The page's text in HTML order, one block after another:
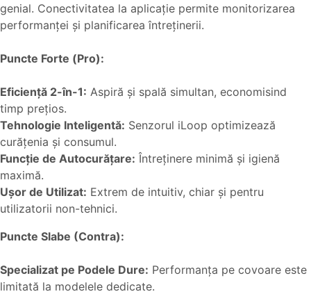
genial. Conectivitatea la aplicație permite monitorizarea
performanței și planificarea întreținerii.
Puncte Forte (Pro):
Eficiență 2-în-1: Aspiră și spală simultan, economisind
timp prețios.
Tehnologie Inteligentă: Senzorul iLoop optimizează
curățenia și consumul.
Funcție de Autocurățare: Întreținere minimă și igienă
maximă.
Ușor de Utilizat: Extrem de intuitiv, chiar și pentru
utilizatorii non-tehnici.
Puncte Slabe (Contra):
Specializat pe Podele Dure: Performanța pe covoare este
limitată la modelele dedicate.